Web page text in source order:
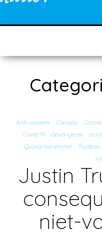
Anti-vaxxers Canada
Covid-19
Gevangenis
Quarantainehotel
Trudeau
Justin
niet-